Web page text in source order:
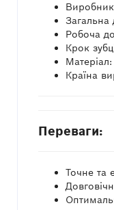
Робоча
Крок
Країна
Переваги:
Точне та